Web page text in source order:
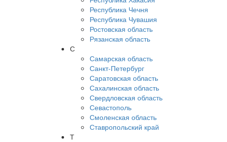
Республика Чечня
Республика Чувашия
Ростовская область
Рязанская область
С
Самарская область
Санкт-Петербург
Саратовская область
Сахалинская область
Свердловская область
Севастополь
Смоленская область
Ставропольский край
Т